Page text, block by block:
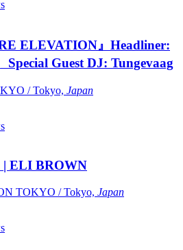
ELEVATION』Headliner:
Special Guest DJ: Tungevaag
/ Tokyo, Japan
| ELI BROWN
TOKYO / Tokyo, Japan